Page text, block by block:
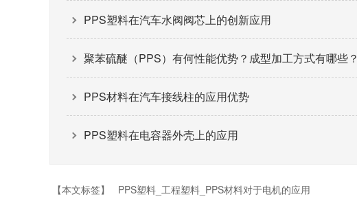
PPS塑料在汽车水阀阀芯上的创新应用
聚苯硫醚（PPS）有何性能优势？成型加工方式有哪些？
PPS材料在汽车接线柱的应用优势
PPS塑料在电容器外壳上的应用
【本文标签】
PPS塑料_工程塑料_PPS材料对于电机的应用